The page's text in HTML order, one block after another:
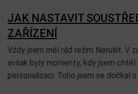
JAK NASTAVIT
ZAŘÍZENÍ
Vždy jsem měl rád režim Nerušit. V
avšak byly momenty, kdy jsem chtěl
personalizaci. Toho jsem se dočkal s